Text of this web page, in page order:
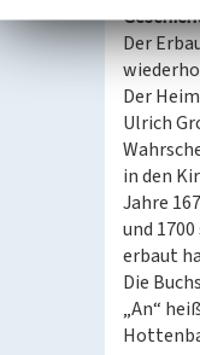
Der
Der
Ulrich
in den
Jahre
und
erbaut
Die
„An“